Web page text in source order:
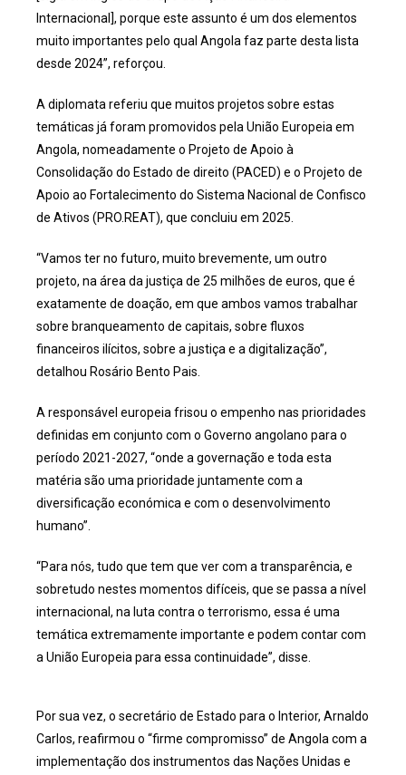
Internacional], porque este assunto é um dos elementos
muito importantes pelo qual Angola faz parte desta lista
desde 2024”, reforçou.
A diplomata referiu que muitos projetos sobre estas
temáticas já foram promovidos pela União Europeia em
Angola, nomeadamente o Projeto de Apoio à
Consolidação do Estado de direito (PACED) e o Projeto de
Apoio ao Fortalecimento do Sistema Nacional de Confisco
de Ativos (PRO.REAT), que concluiu em 2025.
“Vamos ter no futuro, muito brevemente, um outro
projeto, na área da justiça de 25 milhões de euros, que é
exatamente de doação, em que ambos vamos trabalhar
sobre branqueamento de capitais, sobre fluxos
financeiros ilícitos, sobre a justiça e a digitalização”,
detalhou Rosário Bento Pais.
A responsável europeia frisou o empenho nas prioridades
definidas em conjunto com o Governo angolano para o
período 2021-2027, “onde a governação e toda esta
matéria são uma prioridade juntamente com a
diversificação económica e com o desenvolvimento
humano”.
“Para nós, tudo que tem que ver com a transparência, e
sobretudo nestes momentos difíceis, que se passa a nível
internacional, na luta contra o terrorismo, essa é uma
temática extremamente importante e podem contar com
a União Europeia para essa continuidade”, disse.
Por sua vez, o secretário de Estado para o Interior, Arnaldo
Carlos, reafirmou o “firme compromisso” de Angola com a
implementação dos instrumentos das Nações Unidas e